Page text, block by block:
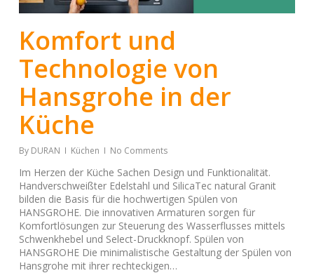
Komfort und
Technologie von
Hansgrohe in der
Küche
By DURAN Küchen No Comments
Im Herzen der Küche Sachen Design und Funktionalität.
Handverschweißter Edelstahl und SilicaTec natural Granit
bilden die Basis für die hochwertigen Spülen von
HANSGROHE. Die innovativen Armaturen sorgen für
Komfortlösungen zur Steuerung des Wasserflusses mittels
Schwenkhebel und Select-Druckknopf. Spülen von
HANSGROHE Die minimalistische Gestaltung der Spülen von
Hansgrohe mit ihrer rechteckigen…